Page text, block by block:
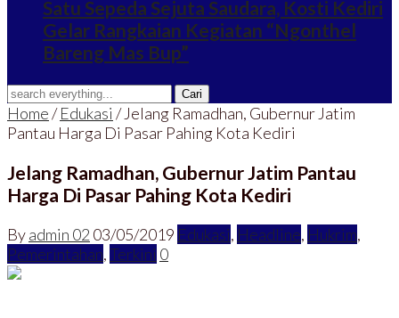
Satu Sepeda Sejuta Saudara, Kosti Kediri
Gelar Rangkaian Kegiatan “Ngonthel
Bareng Mas Bup”
Home/Edukasi / Jelang Ramadhan, Gubernur Jatim
Pantau Harga Di Pasar Pahing Kota Kediri
Jelang Ramadhan, Gubernur Jatim Pantau
Harga Di Pasar Pahing Kota Kediri
Byadmin 02 03/05/2019 Edukasi, Headline, Hukrim,
Pemerintahan,Terkini 0